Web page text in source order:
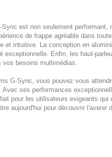
est non seulement performant,
de frappe agréable dans
et intuitive. La conception en
Enfin, les haut-
besoins multimédias.
G-Sync, vous pouvez vous
ses performances
pour les utilisateurs exigeants qui
aujourd'hui pour découvrir l'avenir